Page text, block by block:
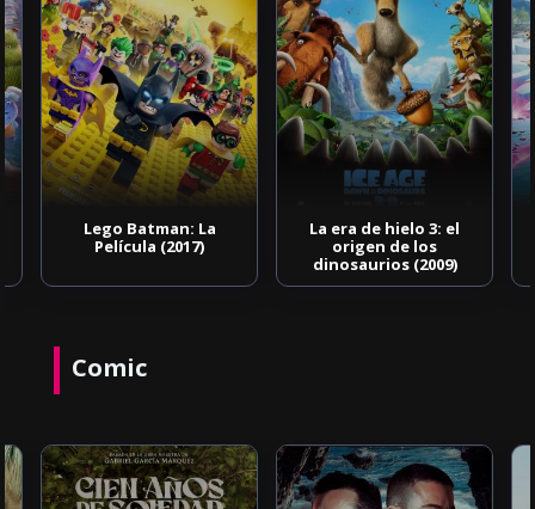
Lego Batman: La
Película (2017)
La era de hielo 3: el
origen de los
dinosaurios (2009)
Comic